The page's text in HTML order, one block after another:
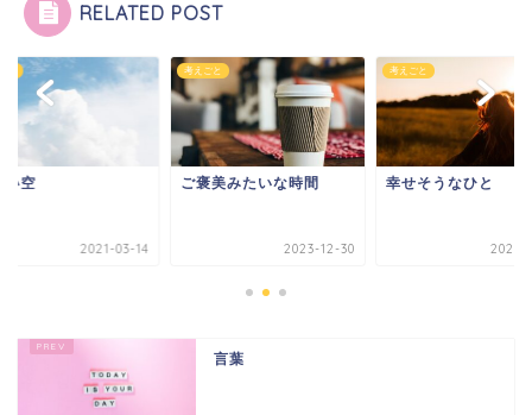
RELATED POST
い空
2021-03-14
考えごと
ご褒美みたいな時間
2023-12-30
考えごと
幸せそうなひと
2021-
言葉